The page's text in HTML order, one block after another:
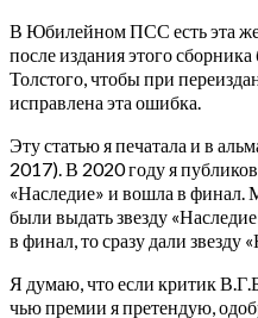
В Юбилейном ПСС есть эта
после издания этого
Толстого, чтобы при
исправлена эта ошибка.
Эту статью я печатала и в
2017). В 2020 году я
«Наследие» и вошла в
были выдать звезду
в финал, то сразу дали звезду
Я думаю, что если критик
чью премии я претендую,